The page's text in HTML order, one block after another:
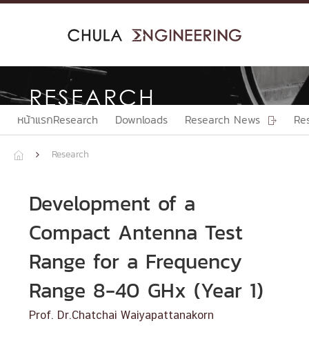
Skip
RESEARCH
หน้าแรกResearch Downloads Research News 
  Research
Development of a
Compact Antenna Test
Range for a Frequency
Range 8-40 GHx (Year 1)
Prof. Dr.Chatchai Waiyapattanakorn